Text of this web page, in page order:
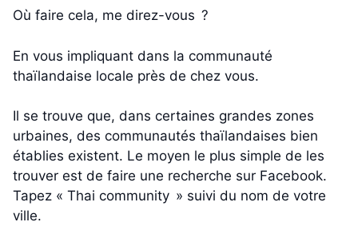
Où faire cela, me direz-vous ?
En vous impliquant dans la communauté
thaïlandaise locale près de chez vous.
Il se trouve que, dans certaines grandes zones
urbaines, des communautés thaïlandaises bien
établies existent. Le moyen le plus simple de les
trouver est de faire une recherche sur Facebook.
Tapez « Thai community » suivi du nom de votre
ville.